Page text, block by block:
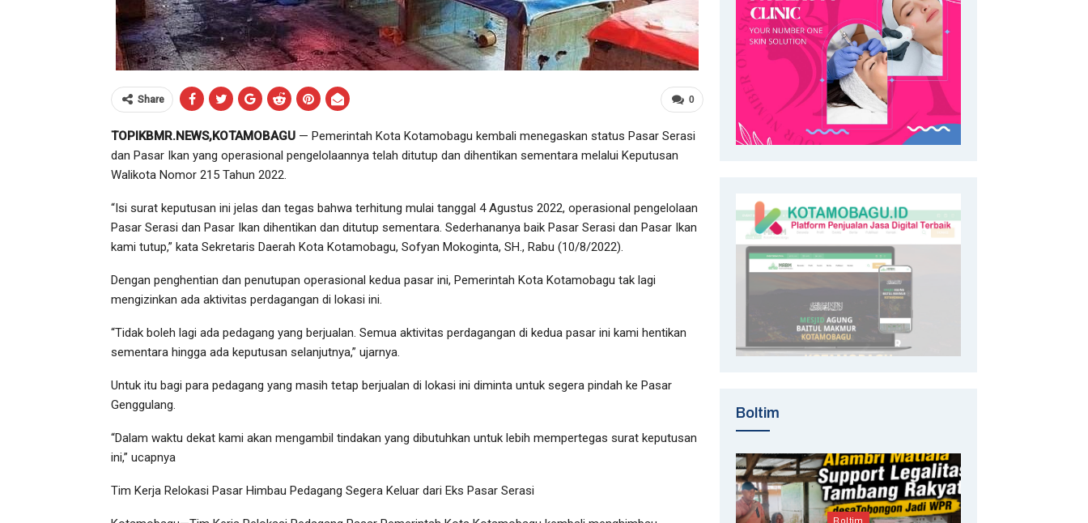
0
Share
TOPIKBMR.NEWS,KOTAMOBAGU — Pemerintah Kota Kotamobagu kembali menegaskan status Pasar Serasi
dan Pasar Ikan yang operasional pengelolaannya telah ditutup dan dihentikan sementara melalui Keputusan
Walikota Nomor 215 Tahun 2022.
“Isi surat keputusan ini jelas dan tegas bahwa terhitung mulai tanggal 4 Agustus 2022, operasional pengelolaan
Pasar Serasi dan Pasar Ikan dihentikan dan ditutup sementara. Sederhananya baik Pasar Serasi dan Pasar Ikan
kami tutup,” kata Sekretaris Daerah Kota Kotamobagu, Sofyan Mokoginta, SH., Rabu (10/8/2022).
Dengan penghentian dan penutupan operasional kedua pasar ini, Pemerintah Kota Kotamobagu tak lagi
mengizinkan ada aktivitas perdagangan di lokasi ini.
“Tidak boleh lagi ada pedagang yang berjualan. Semua aktivitas perdagangan di kedua pasar ini kami hentikan
sementara hingga ada keputusan selanjutnya,” ujarnya.
Untuk itu bagi para pedagang yang masih tetap berjualan di lokasi ini diminta untuk segera pindah ke Pasar
Genggulang.
“Dalam waktu dekat kami akan mengambil tindakan yang dibutuhkan untuk lebih mempertegas surat keputusan
ini,” ucapnya
Tim Kerja Relokasi Pasar Himbau Pedagang Segera Keluar dari Eks Pasar Serasi
Boltim
Boltim